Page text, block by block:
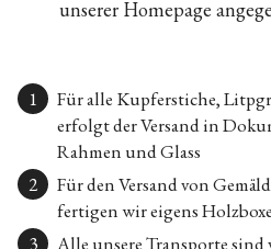
unserer Homepage
Für alle Kupferstiche,
erfolgt der Versand in
Rahmen und Glass
Für den Versand von
fertigen wir eigens
Alle unsere Transporte